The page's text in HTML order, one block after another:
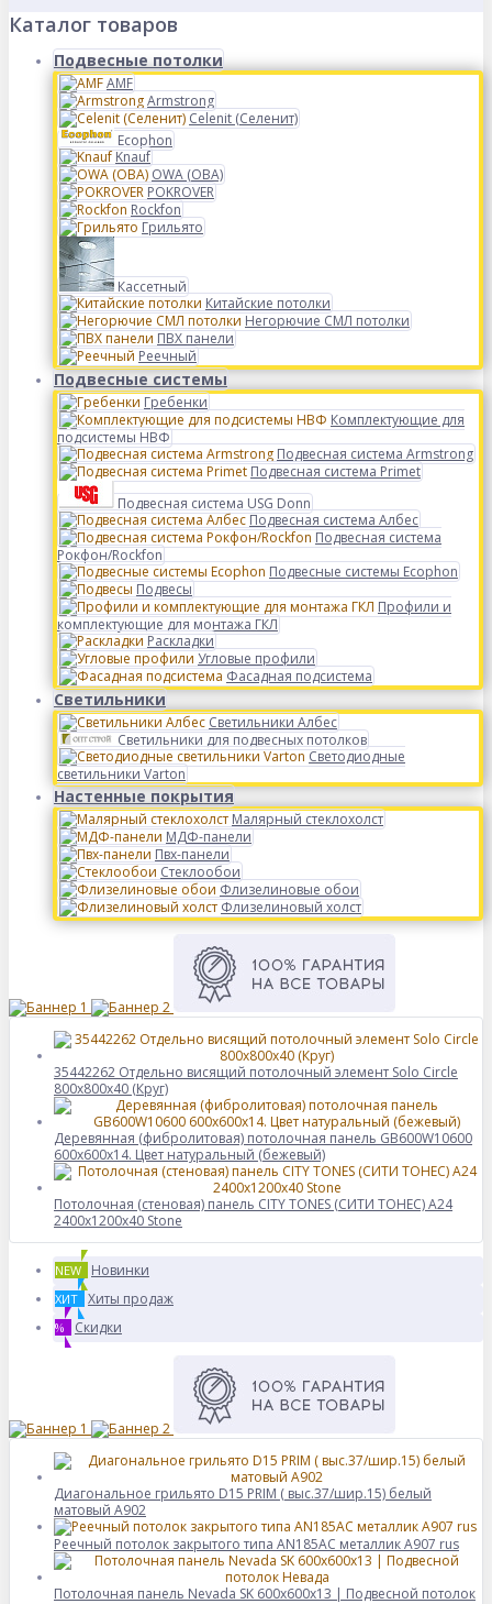
Каталог товаров
Подвесные потолки
AMF
Armstrong
Celenit (Селенит)
Ecophon
Knauf
OWA (ОВА)
POKROVER
Rockfon
Грильято
Кассетный
Китайские потолки
Негорючие СМЛ потолки
ПВХ панели
Реечный
Подвесные системы
Гребенки
Комплектующие для
подсистемы НВФ
Подвесная система Armstrong
Подвесная система Primet
Подвесная система USG Donn
Подвесная система Албес
Подвесная система
Рокфон/Rockfon
Подвесные системы Ecophon
Подвесы
Профили и
комплектующие для монтажа ГКЛ
Раскладки
Угловые профили
Фасадная подсистема
Светильники
Светильники Албес
Светильники для подвесных потолков
Светодиодные
светильники Varton
Настенные покрытия
Малярный стеклохолст
МДФ-панели
Пвх-панели
Стеклообои
Флизелиновые обои
Флизелиновый холст
35442262 Отдельно висящий потолочный элемент Solo Circle
800x800x40 (Круг)
Деревянная (фибролитовая) потолочная панель GB600W10600
600х600х14. Цвет натуральный (бежевый)
Потолочная (стеновая) панель CITY TONES (CИТИ ТОНЕС) A24
2400x1200x40 Stone
NEW Новинки
ХИТ Хиты продаж
% Скидки
Диагональное грильято D15 PRIM ( выс.37/шир.15) белый
матовый А902
Реечный потолок закрытого типа AN185AC металлик А907 rus
Потолочная панель Nevada SK 600x600x13 | Подвесной потолок